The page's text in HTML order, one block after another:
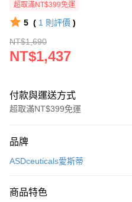
超取滿NT$399免運
5 ( 1 則評價 )
NT$1,690
NT$1,437
付款與運送方式
超取滿NT$399免運
icash Pay
數位禮券
品牌
ASDceuticals愛斯蒂
商品特色